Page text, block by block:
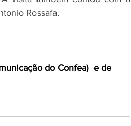
Rossafa.
do Confea)  e de